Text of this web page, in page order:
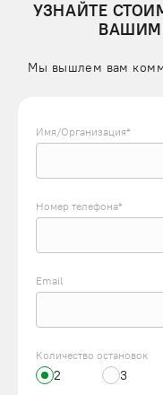
УЗНАЙТЕ
Мы вышлем вам
Имя/Организация*
Номер телефона*
Email
Количество остановок
2 3